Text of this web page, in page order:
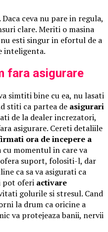
ceva nu pare in regula,
clare. Meriti o masina
esti singur in efortul de a
inteligenta.
fara asigurare
simtiti bine cu ea, nu lasati
stiti ca partea de asigurari
de la dealer increzatori,
asigurare. Cereti detaliile
ora de incepere a
momentul in care va
suport, folositi-l, dar
ca sa va asigurati ca
pot oferi activare
golurile si stresul. Cand
la drum ca oricine a
va protejeaza banii, nervii